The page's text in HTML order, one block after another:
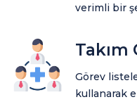
verimli bir
Takım
Görev
kullanarak